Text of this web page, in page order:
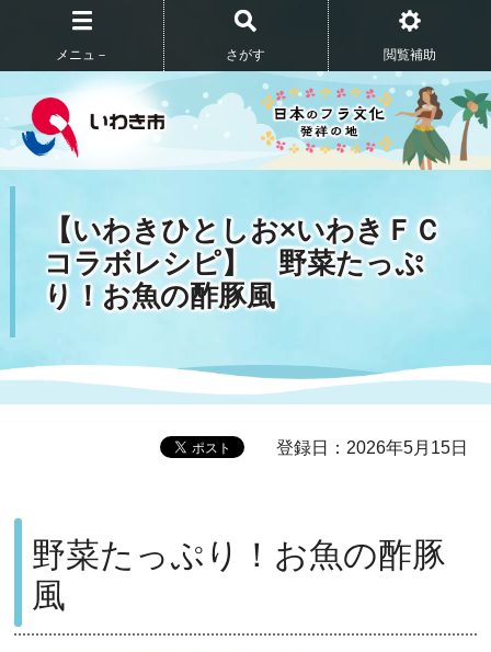
メニュ－ さがす 閲覧補助
【いわきひとしお×いわきＦＣ
コラボレシピ】 野菜たっぷ
り！お魚の酢豚風
登録日：2026年5月15日
野菜たっぷり！お魚の酢豚
風